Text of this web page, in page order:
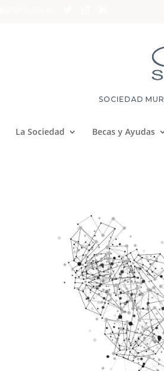
SOCIEDAD
La Sociedad Becas y Ayudas